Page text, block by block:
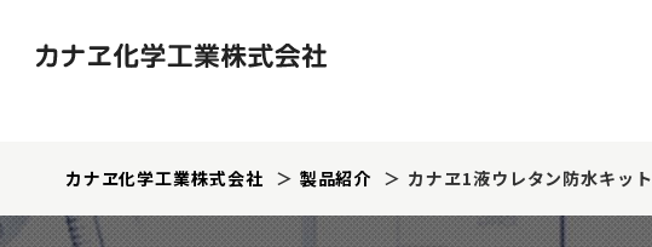
カナヱ化学工業株式会社 製品紹介 カナヱ1液ウレタン防水キット